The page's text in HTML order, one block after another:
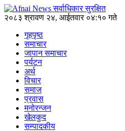
२०८३ श्रावण २४, आईतवार ०४:१० गते
गृहपृष्ठ
समाचार
जापान समाचार
पर्यटन
अर्थ
विचार
समाज
प्रवास
मनोरन्जन
खेलकुद
सम्पादकीय